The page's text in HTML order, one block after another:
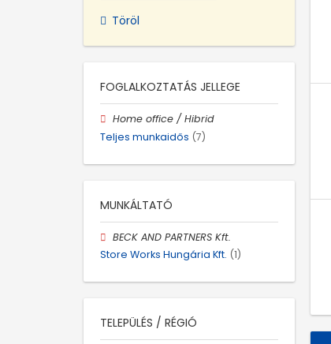
Töröl
FOGLALKOZTATÁS JELLEGE
Home office / Hibrid
Teljes munkaidős (7)
MUNKÁLTATÓ
BECK AND PARTNERS Kft.
Store Works Hungária Kft. (1)
TELEPÜLÉS / RÉGIÓ